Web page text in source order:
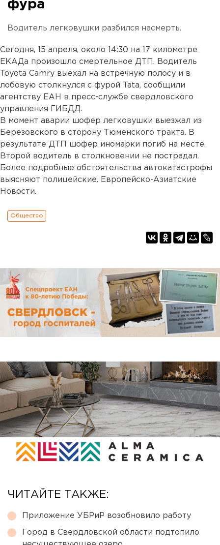
фура
Водитель легковушки разбился насмерть.
Сегодня, 15 апреля, около 14:30 на 17 километре
ЕКАДа произошло смертельное ДТП. Водитель
Toyota Camry выехал на встречную полосу и в
лобовую столкнулся с фурой Tata, сообщили
агентству ЕАН в пресс-службе свердловского
управления ГИБДД.
В момент аварии шофер легковушки выезжал из
Березовского в сторону Тюменского тракта. В
результате ДТП шофер иномарки погиб на месте.
Второй водитель в столкновении не пострадал.
Более подробные обстоятельства автокатастрофы
выясняют полицейские. Европейско-Азиатские
Новости.
Общество
ЧИТАЙТЕ ТАКЖЕ:
Приложение УБРиР возобновило работу
Город в Свердловской области подтопило